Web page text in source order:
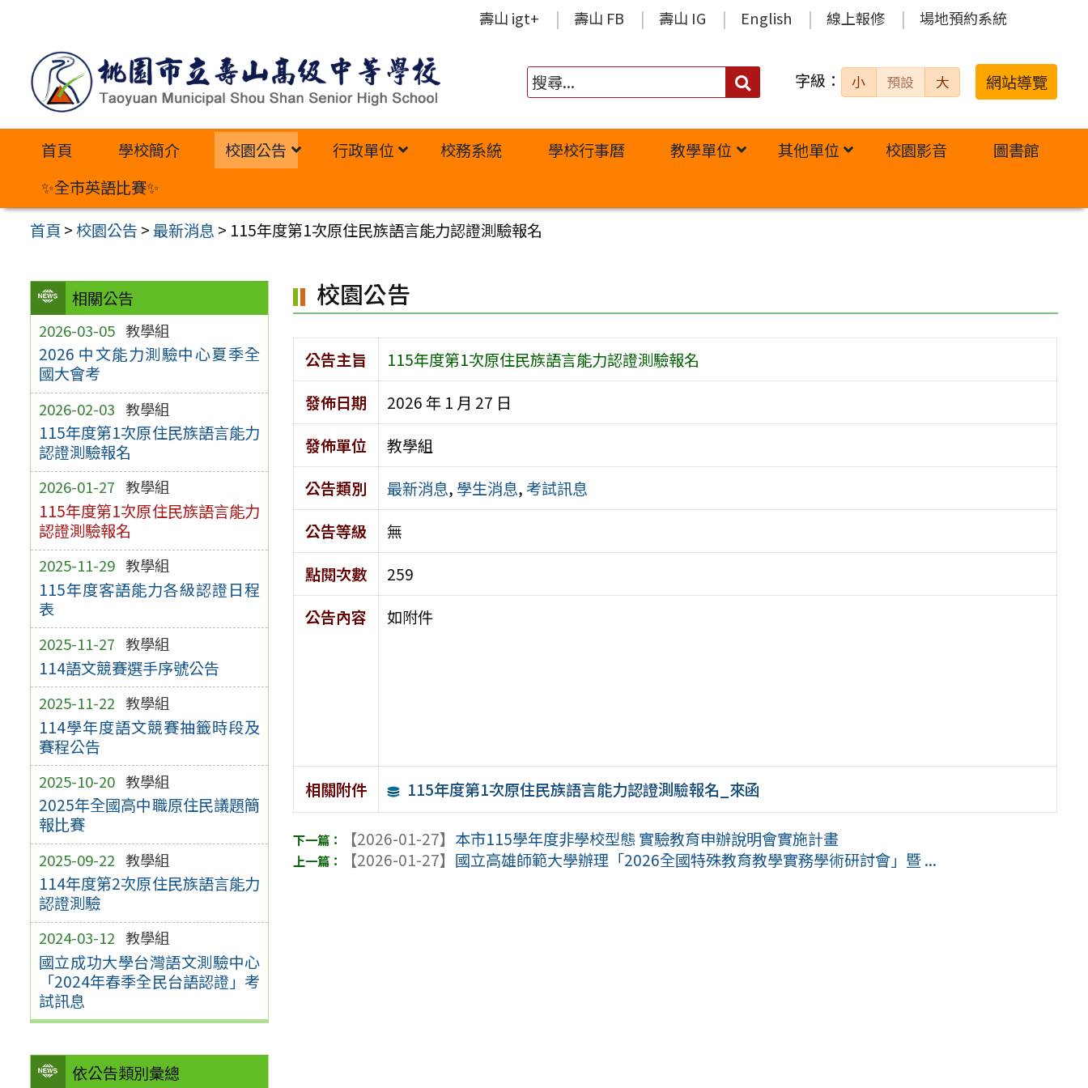
內
壽山 igt+ 壽山 FB 壽山 IG English 線上報修 場地預約系統
搜
字級： 小 預設 大 網站導覽
首頁 學校簡介 校園公告 行政單位 校務系統 學校行事曆 教學單位 其他單位 校園影音
圖書館
✨全市英語比賽✨
首頁 >校園公告 >最新消息 > 115年度第1次原住民族語言能力認證測驗報名
相關公告
2026-03-05 教學組
2026 中文能力測驗中心夏季全
國大會考
2026-02-03 教學組
115年度第1次原住民族語言能力
認證測驗報名
2026-01-27 教學組
115年度第1次原住民族語言能力
認證測驗報名
2025-11-29 教學組
115年度客語能力各級認證日程
表
2025-11-27 教學組
114語文競賽選手序號公告
2025-11-22 教學組
114學年度語文競賽抽籤時段及
賽程公告
2025-10-20 教學組
2025年全國高中職原住民議題簡
報比賽
2025-09-22 教學組
114年度第2次原住民族語言能力
認證測驗
2024-03-12 教學組
國立成功大學台灣語文測驗中心
「2024年春季全民台語認證」考
試訊息
依公告類別彙總
校園公告
公告主旨
115年度第1次原住民族語言能力認證測驗報名
發佈日期
2026 年 1 月 27 日
發佈單位
教學組
公告類別
最新消息, 學生消息, 考試訊息
公告等級
無
點閱次數
259
公告內容
如附件
相關附件 115年度第1次原住民族語言能力認證測驗報名_來函
【2026-01-27】 本市115學年度非學校型態 實驗教育申辦說明會實施計畫
【2026-01-27】 國立高雄師範大學辦理「2026全國特殊教育教學實務學術研討會」暨 ...